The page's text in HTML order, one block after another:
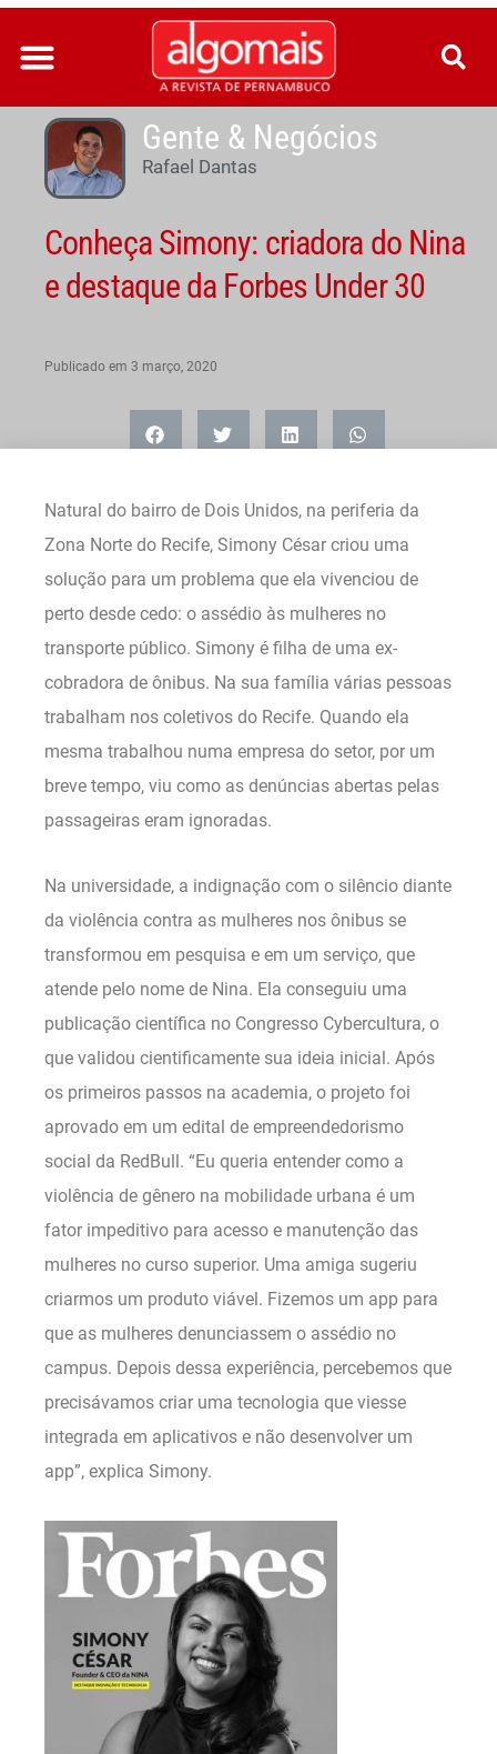
Ir
para
conteúdo
Gente & Negócios
Rafael Dantas
Conheça Simony: criadora do Nina
e destaque da Forbes Under 30
Publicado em 3 março, 2020
Natural do bairro de Dois Unidos, na periferia da
Zona Norte do Recife, Simony César criou uma
solução para um problema que ela vivenciou de
perto desde cedo: o assédio às mulheres no
transporte público. Simony é filha de uma ex-
cobradora de ônibus. Na sua família várias pessoas
trabalham nos coletivos do Recife. Quando ela
mesma trabalhou numa empresa do setor, por um
breve tempo, viu como as denúncias abertas pelas
passageiras eram ignoradas.
Na universidade, a indignação com o silêncio diante
da violência contra as mulheres nos ônibus se
transformou em pesquisa e em um serviço, que
atende pelo nome de Nina. Ela conseguiu uma
publicação científica no Congresso Cybercultura, o
que validou cientificamente sua ideia inicial. Após
os primeiros passos na academia, o projeto foi
aprovado em um edital de empreendedorismo
social da RedBull. “Eu queria entender como a
violência de gênero na mobilidade urbana é um
fator impeditivo para acesso e manutenção das
mulheres no curso superior. Uma amiga sugeriu
criarmos um produto viável. Fizemos um app para
que as mulheres denunciassem o assédio no
campus. Depois dessa experiência, percebemos que
precisávamos criar uma tecnologia que viesse
integrada em aplicativos e não desenvolver um
app”, explica Simony.